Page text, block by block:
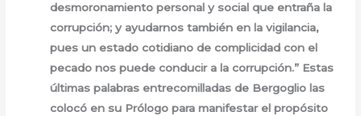
desmoronamiento personal y social que entraña la
corrupción; y ayudarnos también en la vigilancia,
pues un estado cotidiano de complicidad con el
pecado nos puede conducir a la corrupción.” Estas
últimas palabras entrecomilladas de Bergoglio las
colocó en su Prólogo para manifestar el propósito